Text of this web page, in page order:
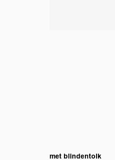
met blindentolk